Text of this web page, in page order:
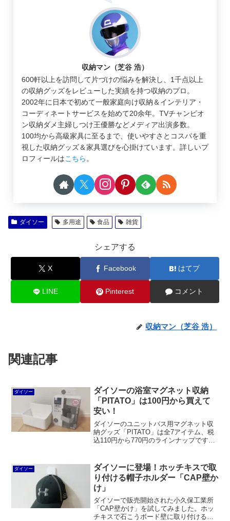
収納マン（芝谷 浩）
600軒以上を訪問して片づけの悩みを解決し、1千点以上
の収納グッズをレビューした実績を持つ収納のプロ。
2002年に日本で初めて一般家庭向け収納＆インテリア・
コーディネートサービスを始めて20余年。TVチャンピオ
ン収納ダメ主婦しつけ王優勝などメディア出演多数。
100均から高級家具に至るまで、使いやすさとコスパを重
視した収納グッズ＆家具選びを心掛けています。詳しいプ
ロフィールはこちら 。
ダイソー 多用途 食品 雑貨
シェアする
X Facebook はてブ
LINE Pinterest コメント
収納マン（芝谷 浩）
関連記事
ダイソー
ダイソーの浴室マグネット収納
「PITATO」は100円から買えて
安い！
ダイソーのユニットバス用マグネット収
納グッズ「PITATO」は全7アイテム、税
込110円から770円のラインナップです。
和産業の磁着SQと比較するとさすがに厳
しいです。
ダイソー
ダイソーに登場！ホッチキスで取
り付ける帽子ホルダー「CAP壁か
け」
ダイソーで販売開始された小久保工業所
「CAP壁かけ」を試してみました。ホッ
チキスで石こうボード壁に取り付ける、